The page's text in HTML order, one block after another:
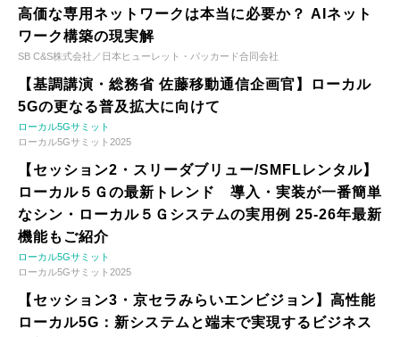
高価な専用ネットワークは本当に必要か？ AIネット
ワーク構築の現実解
SB C&S株式会社／日本ヒューレット・パッカード合同会社
【基調講演・総務省 佐藤移動通信企画官】ローカル
5Gの更なる普及拡大に向けて
ローカル5Gサミット
ローカル5Gサミット2025
【セッション2・スリーダブリュー/SMFLレンタル】
ローカル５Ｇの最新トレンド 導入・実装が一番簡単
なシン・ローカル５Ｇシステムの実用例 25-26年最新
機能もご紹介
ローカル5Gサミット
ローカル5Gサミット2025
【セッション3・京セラみらいエンビジョン】高性能
ローカル5G：新システムと端末で実現するビジネス